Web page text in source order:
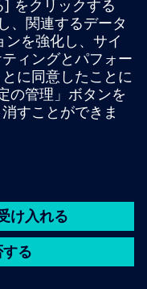
内部通報